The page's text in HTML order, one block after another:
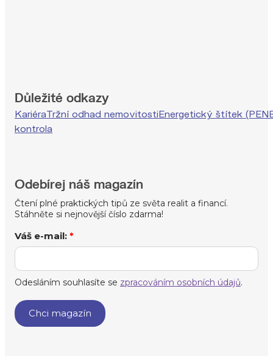
Důležité odkazy
KariéraTržní odhad nemovitostiEnergetický štítek
kontrola
Odebírej náš magazín